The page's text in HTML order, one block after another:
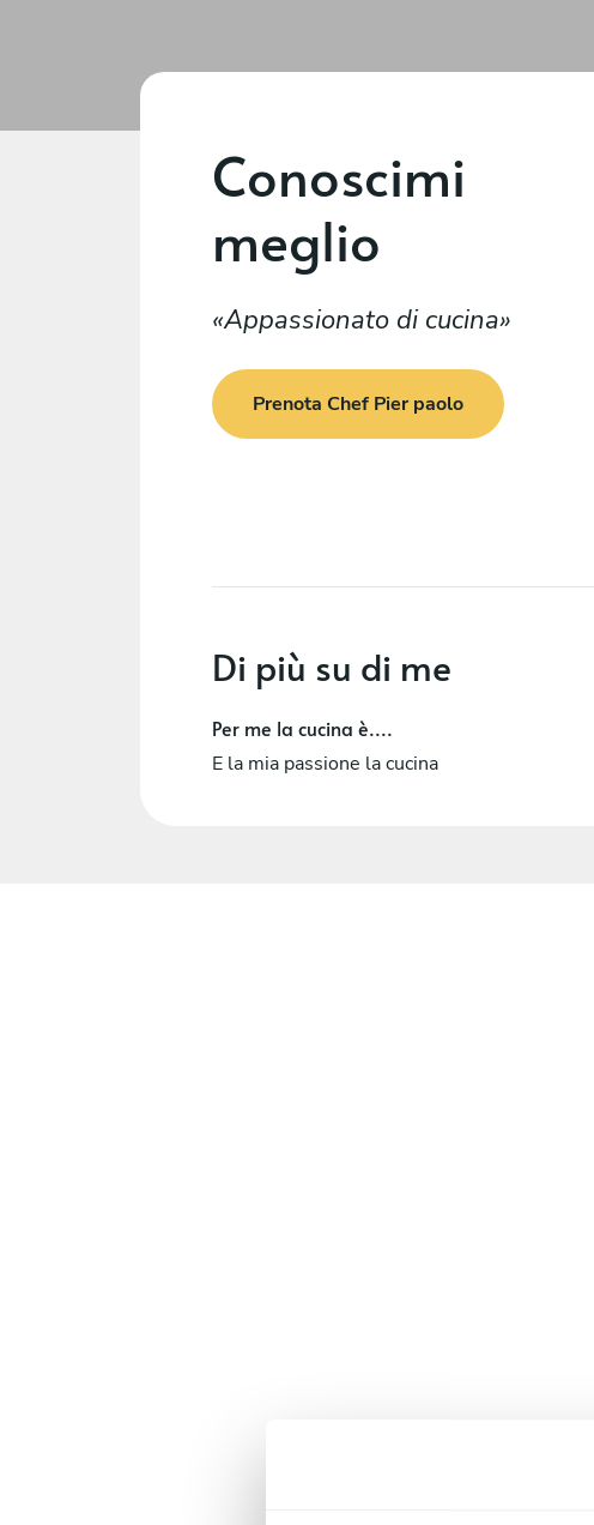
Conoscimi
meglio
Appassionato di cucina
Prenota Chef Pier paolo
Di più su di me
Per me la cucina è....
E la mia passione la cucina